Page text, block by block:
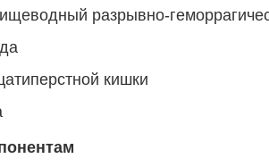
разрывно-
кишки